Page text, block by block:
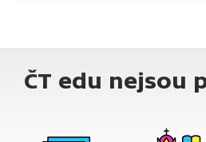
ČT edu nejsou